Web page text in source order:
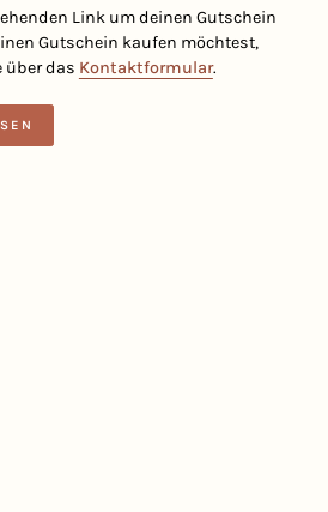
Link um deinen Gutschein
Gutschein kaufen möchtest,
über das Kontaktformular.